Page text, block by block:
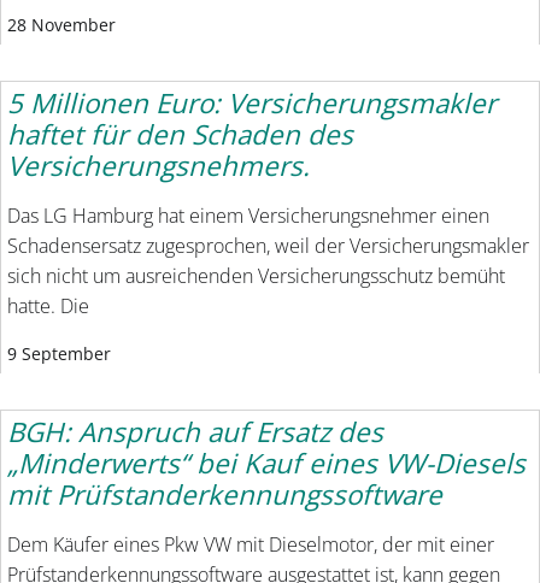
28 November
5 Millionen Euro: Versicherungsmakler
haftet für den Schaden des
Versicherungsnehmers.
Das LG Hamburg hat einem Versicherungsnehmer einen
Schadensersatz zugesprochen, weil der Versicherungsmakler
sich nicht um ausreichenden Versicherungsschutz bemüht
hatte. Die
9 September
BGH: Anspruch auf Ersatz des
„Minderwerts“ bei Kauf eines VW-Diesels
mit Prüfstanderkennungssoftware
Dem Käufer eines Pkw VW mit Dieselmotor, der mit einer
Prüfstanderkennungssoftware ausgestattet ist, kann gegen